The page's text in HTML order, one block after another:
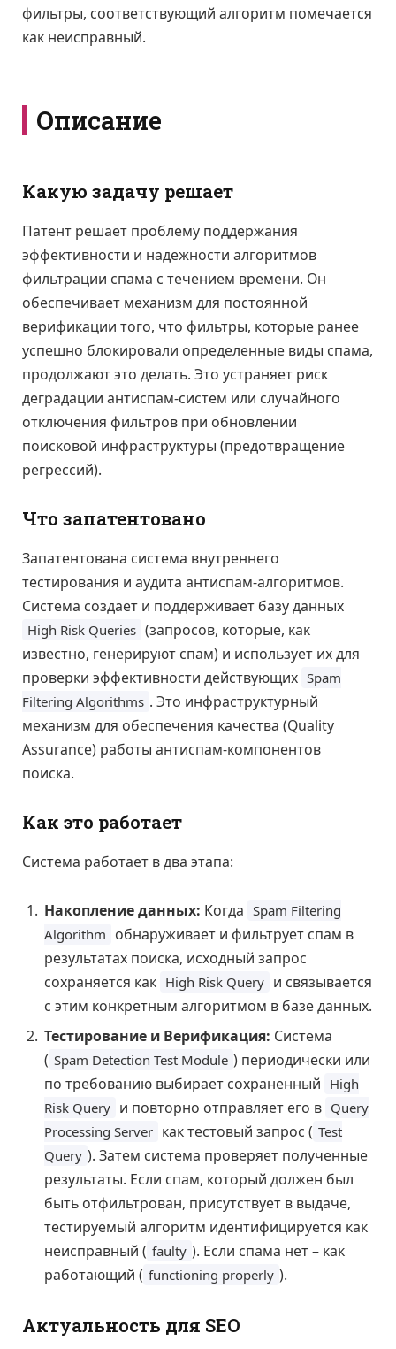
фильтры, соответствующий алгоритм помечается
как неисправный.
Описание
Какую задачу решает
Патент решает проблему поддержания
эффективности и надежности алгоритмов
фильтрации спама с течением времени. Он
обеспечивает механизм для постоянной
верификации того, что фильтры, которые ранее
успешно блокировали определенные виды спама,
продолжают это делать. Это устраняет риск
деградации антиспам-систем или случайного
отключения фильтров при обновлении
поисковой инфраструктуры (предотвращение
регрессий).
Что запатентовано
Запатентована система внутреннего
тестирования и аудита антиспам-алгоритмов.
Система создает и поддерживает базу данных
High Risk Queries (запросов, которые, как
известно, генерируют спам) и использует их для
проверки эффективности действующих Spam
Filtering Algorithms . Это инфраструктурный
механизм для обеспечения качества (Quality
Assurance) работы антиспам-компонентов
поиска.
Как это работает
Система работает в два этапа:
Накопление данных: Когда Spam Filtering
Algorithm обнаруживает и фильтрует спам в
результатах поиска, исходный запрос
сохраняется как High Risk Query и связывается
с этим конкретным алгоритмом в базе данных.
Тестирование и Верификация: Система
( Spam Detection Test Module ) периодически или
по требованию выбирает сохраненный High
Risk Query и повторно отправляет его в Query
Processing Server как тестовый запрос ( Test
Query ). Затем система проверяет полученные
результаты. Если спам, который должен был
быть отфильтрован, присутствует в выдаче,
тестируемый алгоритм идентифицируется как
неисправный ( faulty ). Если спама нет – как
работающий ( functioning properly ).
Актуальность для SEO